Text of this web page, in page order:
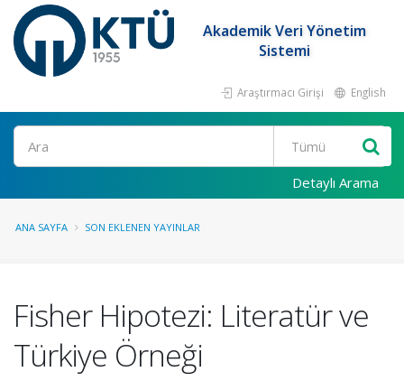
Akademik Veri Yönetim
Sistemi
Araştırmacı Girişi English
Ara
Detaylı Arama
ANA SAYFA SON EKLENEN YAYINLAR
Fisher Hipotezi: Literatür ve
Türkiye Örneği